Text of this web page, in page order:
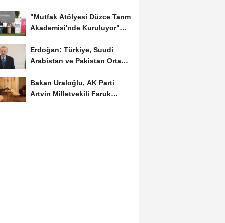
"Mutfak Atölyesi Düzce Tarım
Akademisi'nde Kuruluyor"
Erdoğan: Türkiye, Suudi
Arabistan ve Pakistan Ortak
Bakan Uraloğlu, AK Parti
Artvin Milletvekili Faruk